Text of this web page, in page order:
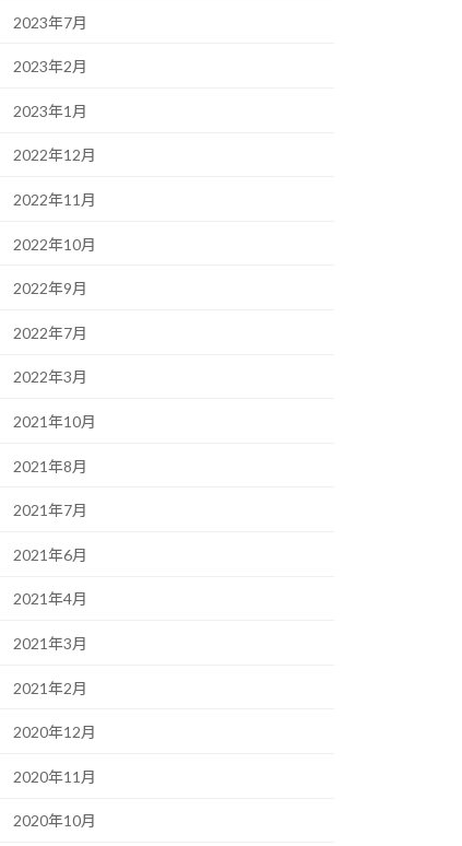
2023年7月
2023年2月
2023年1月
2022年12月
2022年11月
2022年10月
2022年9月
2022年7月
2022年3月
2021年10月
2021年8月
2021年7月
2021年6月
2021年4月
2021年3月
2021年2月
2020年12月
2020年11月
2020年10月